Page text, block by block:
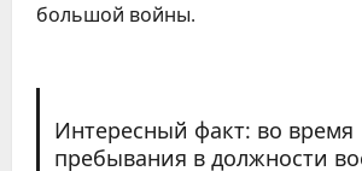
большой войны.
Интересный факт: во время
пребывания в должности